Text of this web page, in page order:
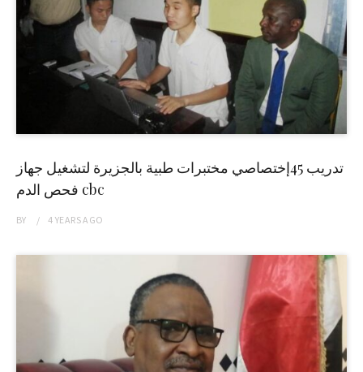
تدريب 45إختصاصي مختبرات طبية بالجزيرة لتشغيل جهاز
فحص الدم cbc
BY 4 YEARSAGO